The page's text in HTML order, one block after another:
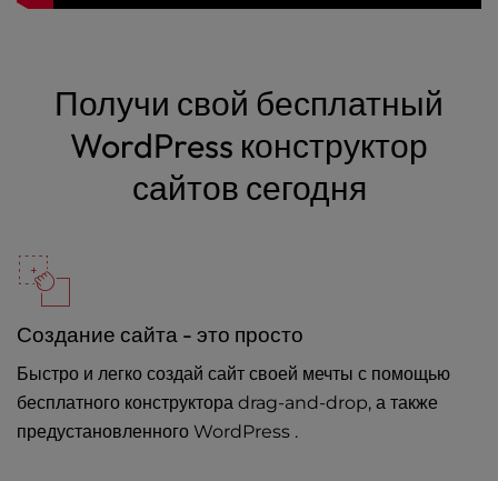
Получи свой бесплатный
WordPress конструктор
сайтов сегодня
Создание сайта - это просто
Быстро и легко создай сайт своей мечты с помощью
бесплатного конструктора drag-and-drop, а также
предустановленного WordPress .